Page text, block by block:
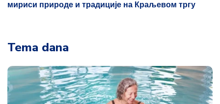
мириси природе и традиције на Краљевом тргу
Tema dana